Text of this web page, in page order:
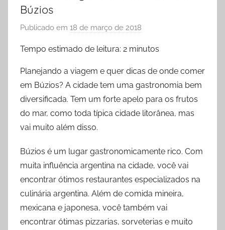
Búzios
Publicado em 18 de março de 2018
r
c
F
i
d
e
l
Tempo estimado de leitura: 2 minutos
Planejando a viagem e quer dicas de onde comer
em Búzios? A cidade tem uma gastronomia bem
diversificada. Tem um forte apelo para os frutos
do mar, como toda típica cidade litorânea, mas
vai muito além disso.
Búzios é um lugar gastronomicamente rico. Com
muita influência argentina na cidade, você vai
encontrar ótimos restaurantes especializados na
culinária argentina. Além de comida mineira,
mexicana e japonesa, você também vai
encontrar ótimas pizzarias, sorveterias e muito